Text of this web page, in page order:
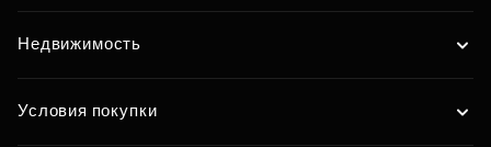
Недвижимость
Условия покупки